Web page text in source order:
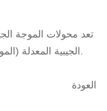
تعد محولات الموجة
العودة